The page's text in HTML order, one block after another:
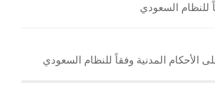
للنظام السعودي
الأحكام المدنية وفقاً للنظام السعودي